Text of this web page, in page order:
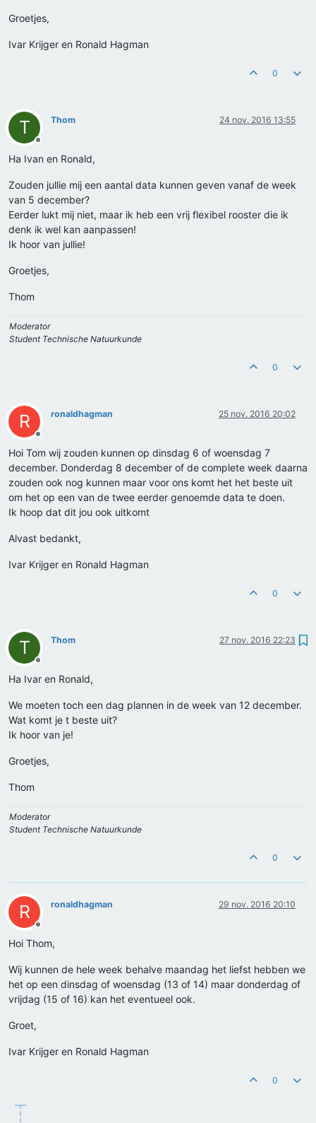
Groetjes,
Ivar Krijger en Ronald Hagman
0
T
Offline
Thom 24 nov. 2016 13:55
Ha Ivan en Ronald,
Zouden jullie mij een aantal data kunnen geven vanaf de week
van 5 december?
Eerder lukt mij niet, maar ik heb een vrij flexibel rooster die ik
denk ik wel kan aanpassen!
Ik hoor van jullie!
Groetjes,
Thom
Moderator
Student Technische Natuurkunde
0
R
Offline
ronaldhagman 25 nov. 2016 20:02
Hoi Tom wij zouden kunnen op dinsdag 6 of woensdag 7
december. Donderdag 8 december of de complete week daarna
zouden ook nog kunnen maar voor ons komt het het beste uit
om het op een van de twee eerder genoemde data te doen.
Ik hoop dat dit jou ook uitkomt
Alvast bedankt,
Ivar Krijger en Ronald Hagman
0
T
Offline
Thom 27 nov. 2016 22:23
Ha Ivar en Ronald,
We moeten toch een dag plannen in de week van 12 december.
Wat komt je t beste uit?
Ik hoor van je!
Groetjes,
Thom
Moderator
Student Technische Natuurkunde
0
R
Offline
ronaldhagman 29 nov. 2016 20:10
Hoi Thom,
Wij kunnen de hele week behalve maandag het liefst hebben we
het op een dinsdag of woensdag (13 of 14) maar donderdag of
vrijdag (15 of 16) kan het eventueel ook.
Groet,
Ivar Krijger en Ronald Hagman
0